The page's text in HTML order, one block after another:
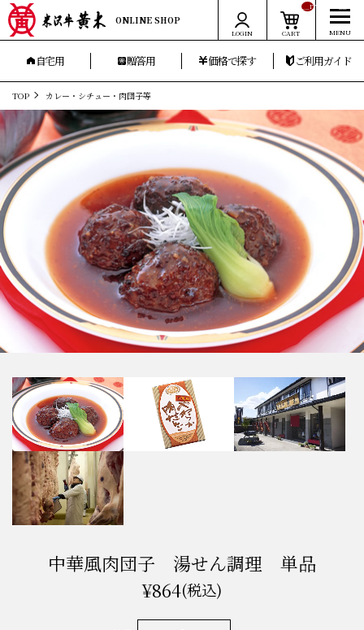
ONLINE SHOP
LOGIN CART
__ITM_CNT__
自宅用 贈答用 価格で探す ご利用ガイド
TOP カレー・シチュー・肉団子等
中華風肉団子 湯せん調理 単品
¥864(税込)